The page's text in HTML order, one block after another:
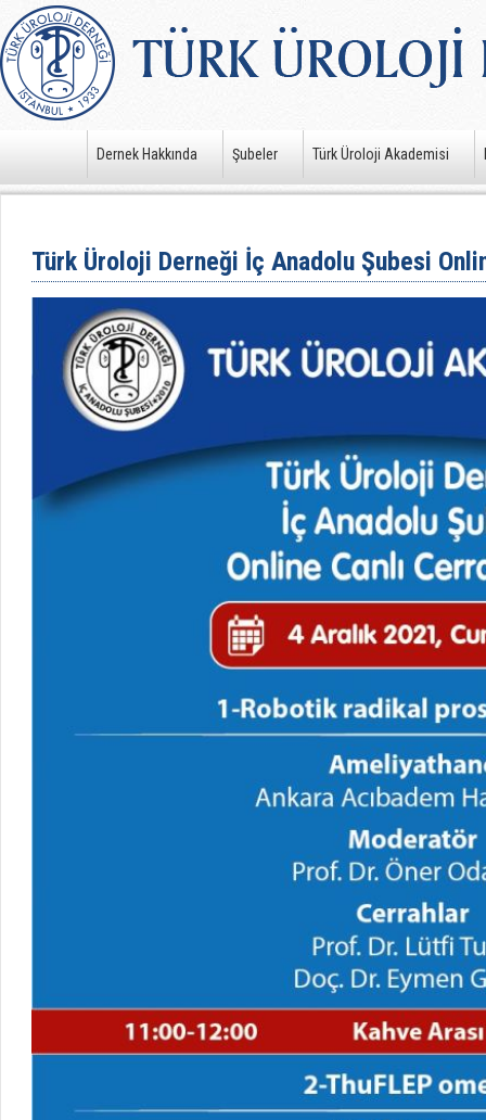
Dernek Hakkında Şubeler Türk Üroloji Akademisi
Türk Üroloji Derneği İç Anadolu Şubesi